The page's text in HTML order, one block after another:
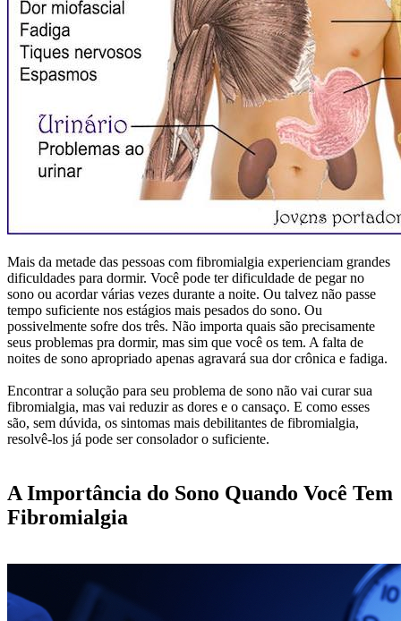
Mais da metade das pessoas com fibromialgia experienciam grandes
dificuldades para dormir. Você pode ter dificuldade de pegar no
sono ou acordar várias vezes durante a noite. Ou talvez não passe
tempo suficiente nos estágios mais pesados do sono. Ou
possivelmente sofre dos três. Não importa quais são precisamente
seus problemas pra dormir, mas sim que você os tem. A falta de
noites de sono apropriado apenas agravará sua dor crônica e fadiga.
Encontrar a solução para seu problema de sono não vai curar sua
fibromialgia, mas vai reduzir as dores e o cansaço. E como esses
são, sem dúvida, os sintomas mais debilitantes de fibromialgia,
resolvê-los já pode ser consolador o suficiente.
A Importância do Sono Quando Você Tem
Fibromialgia